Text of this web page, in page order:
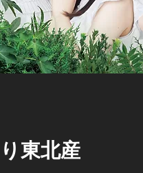
東北産